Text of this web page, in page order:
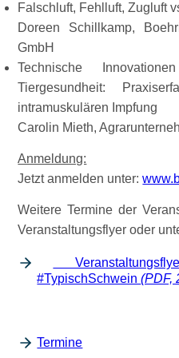
Falschluft, Fehlluft, Zugluft
Doreen Schillkamp,
GmbH
Technische
Tiergesundheit:
intramuskulären Impfung
Carolin Mieth,
Anmeldung:
Jetzt anmelden unter:
Weitere Termine der
Veranstaltungsflyer oder
#TypischSchwein(PDF,
Termine